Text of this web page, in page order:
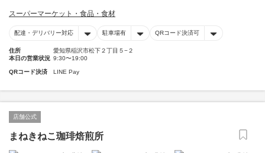
スーパーマーケット・食品・食材
配達・デリバリー対応 駐車場有 QRコード決済可
住所
愛知県稲沢市松下２丁目５−２
本日の営業状況 9:30〜19:00
QRコード決済 LINE Pay
店舗公式
まねきねこ珈琲焙煎所